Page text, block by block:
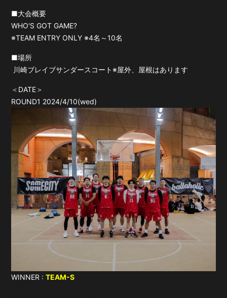
■大会概要
WHO'S GOT GAME?
※TEAM ENTRY ONLY ※4名～10名
■場所
川崎ブレイブサンダースコート※屋外、屋根はあります
＜DATE＞
ROUND1 2024/4/10(wed)
WINNER :TEAM-S